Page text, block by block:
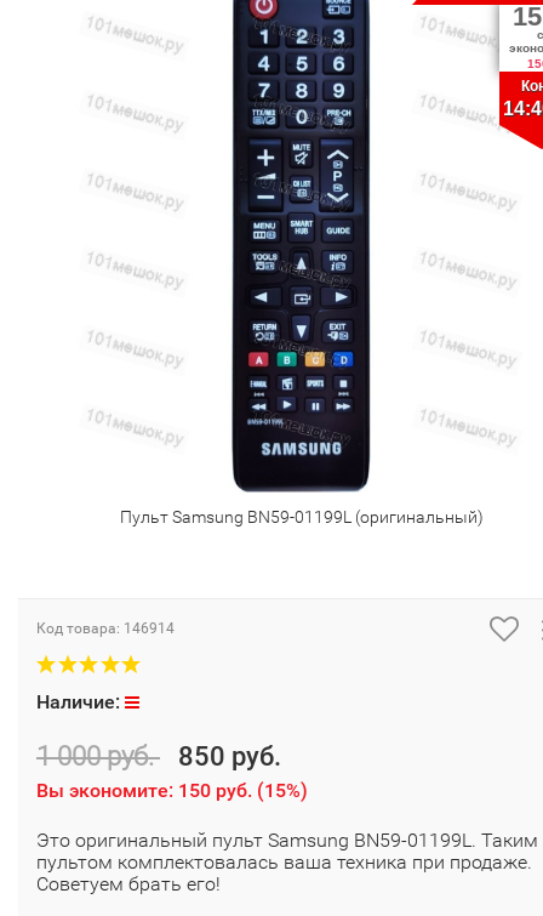
Пульт Samsung BN59-01199L (оригинальный)
15
Код товара: 146914
Наличие:
1 000 руб. 850 руб.
Вы экономите: 150 руб. (15%)
Это оригинальный пульт Samsung BN59-01199L. Таким
пультом комплектовалась ваша техника при продаже.
Советуем брать его!